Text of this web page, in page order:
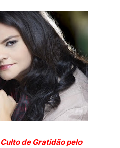
Culto de Gratidão pelo